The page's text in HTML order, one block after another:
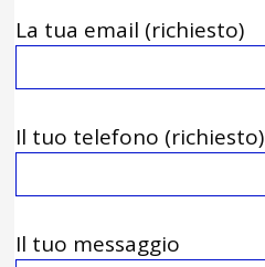
La tua email (richiesto)
Il tuo telefono (richiesto)
Il tuo messaggio